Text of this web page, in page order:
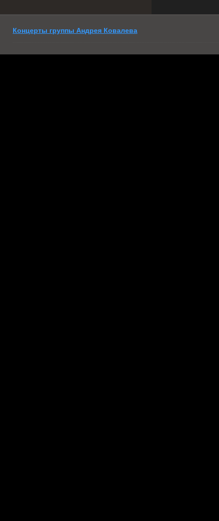
Концерты группы Андрея Ковалева